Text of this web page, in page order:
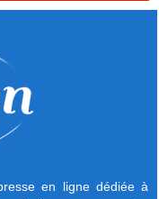
en ligne dédiée à